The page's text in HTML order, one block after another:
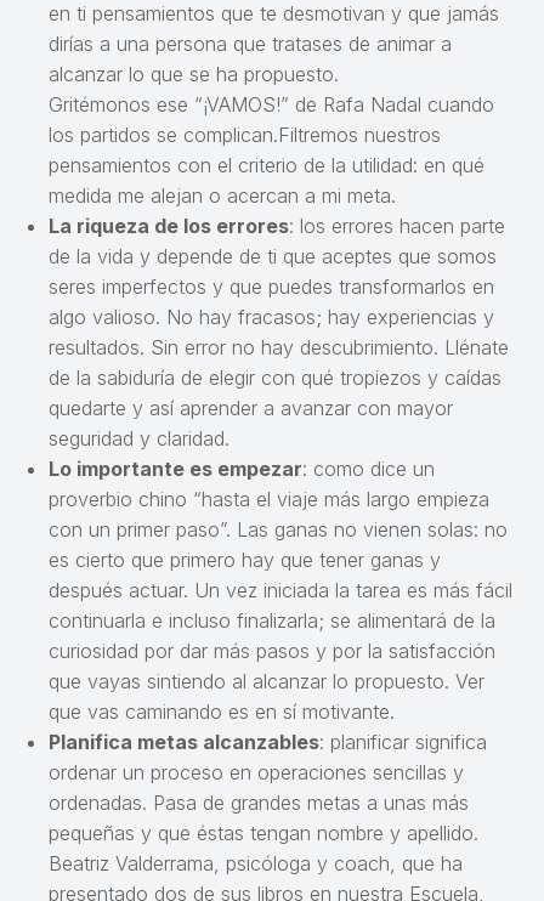
en ti pensamientos que te desmotivan y que jamás
dirías a una persona que tratases de animar a
alcanzar lo que se ha propuesto.
Gritémonos ese “¡VAMOS!” de Rafa Nadal cuando
los partidos se complican.Filtremos nuestros
pensamientos con el criterio de la utilidad: en qué
medida me alejan o acercan a mi meta.
La riqueza de los errores: los errores hacen parte
de la vida y depende de ti que aceptes que somos
seres imperfectos y que puedes transformarlos en
algo valioso. No hay fracasos; hay experiencias y
resultados. Sin error no hay descubrimiento. Llénate
de la sabiduría de elegir con qué tropiezos y caídas
quedarte y así aprender a avanzar con mayor
seguridad y claridad.
Lo importante es empezar: como dice un
proverbio chino “hasta el viaje más largo empieza
con un primer paso”. Las ganas no vienen solas: no
es cierto que primero hay que tener ganas y
después actuar. Un vez iniciada la tarea es más fácil
continuarla e incluso finalizarla; se alimentará de la
curiosidad por dar más pasos y por la satisfacción
que vayas sintiendo al alcanzar lo propuesto. Ver
que vas caminando es en sí motivante.
Planifica metas alcanzables: planificar significa
ordenar un proceso en operaciones sencillas y
ordenadas. Pasa de grandes metas a unas más
pequeñas y que éstas tengan nombre y apellido.
Beatriz Valderrama, psicóloga y coach, que ha
presentado dos de sus libros en nuestra Escuela,